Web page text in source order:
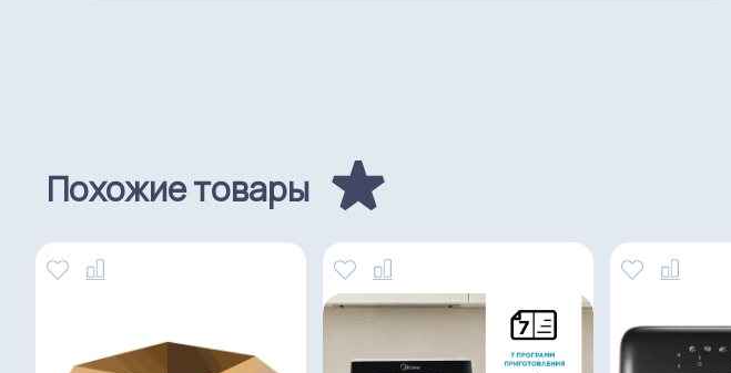
Похожие товары